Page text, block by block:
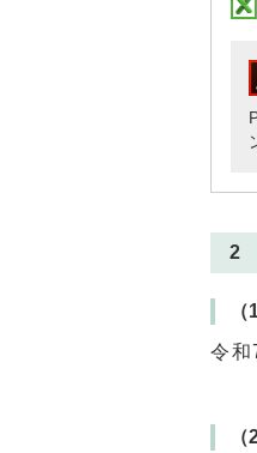
2
令